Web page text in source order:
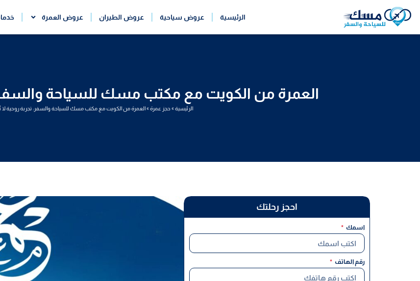
تخطي
الرئيسية عروض سياحية عروض الطيران عروض العمرة
العمرة من الكويت مع مكتب مسك للسياحة
الرئيسية» حجز عمرة»العمرة من الكويت مع مكتب مسك للسياحة والسفر: تجربة روحية
احجز رحلتك
اسمك
رقم الهاتف